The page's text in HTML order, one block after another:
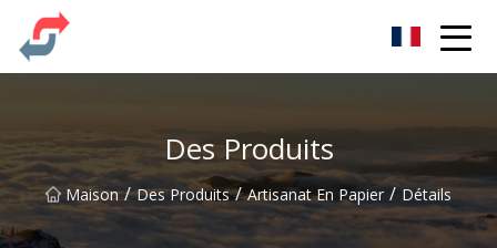
Des Produits
Maison / Des Produits / Artisanat En Papier / Détails